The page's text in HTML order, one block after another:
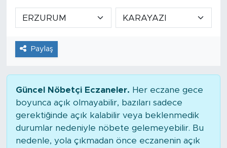
Paylaş
Güncel Nöbetçi Eczaneler. Her eczane gece
boyunca açık olmayabilir, bazıları sadece
gerektiğinde açık kalabilir veya beklenmedik
durumlar nedeniyle nöbete gelemeyebilir. Bu
nedenle, yola çıkmadan önce eczanenin açık